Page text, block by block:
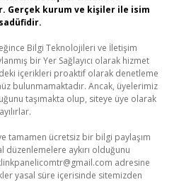
Gerçek kurum ve kişiler ile isim
Bilgi Teknolojileri ve İletişim
bir Yer Sağlayıcı olarak hizmet
içerikleri proaktif olarak denetleme
bulunmamaktadır. Ancak, üyelerimiz
taşımakta olup, siteye üye olarak
tamamen ücretsiz bir bilgi paylaşım
aykırı olduğunu
adresine
yasal süre içerisinde sitemizden